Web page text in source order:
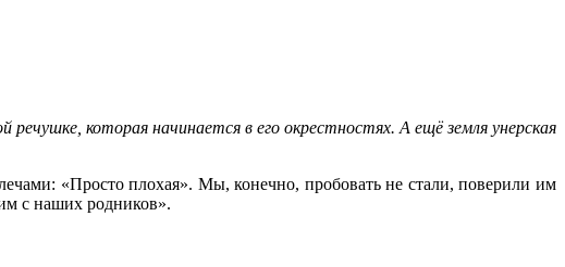
которая начинается в его окрестностях. А ещё земля унерская
«Просто плохая». Мы, конечно, пробовать не стали, поверили им
с наших родников».